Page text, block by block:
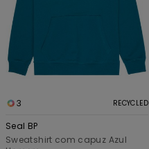
3 RECYCLED
Seal BP
Sweatshirt com capuz Azul